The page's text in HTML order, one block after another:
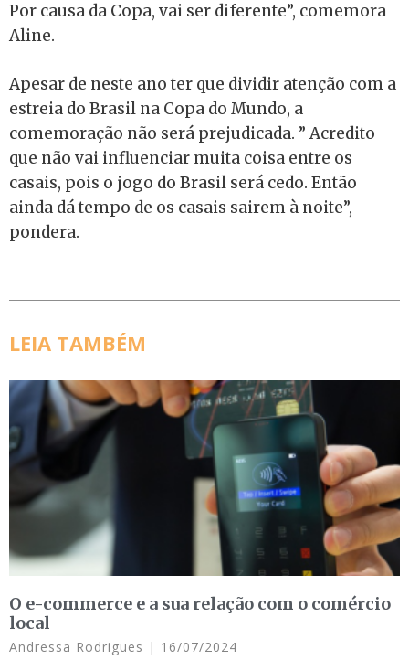
Por causa da Copa, vai ser diferente”, comemora
Aline.
Apesar de neste ano ter que dividir atenção com a
estreia do Brasil na Copa do Mundo, a
comemoração não será prejudicada. ” Acredito
que não vai influenciar muita coisa entre os
casais, pois o jogo do Brasil será cedo. Então
ainda dá tempo de os casais sairem à noite”,
pondera.
LEIA TAMBÉM
O e-commerce e a sua relação com o comércio
local
Andressa Rodrigues 16/07/2024